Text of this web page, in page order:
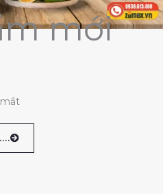
mới